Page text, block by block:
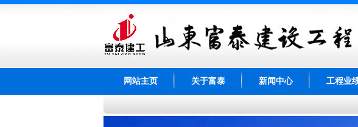
网站主页 关于富泰 新闻中心 工程业